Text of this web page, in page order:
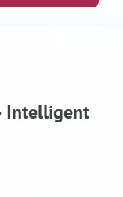
Intelligent